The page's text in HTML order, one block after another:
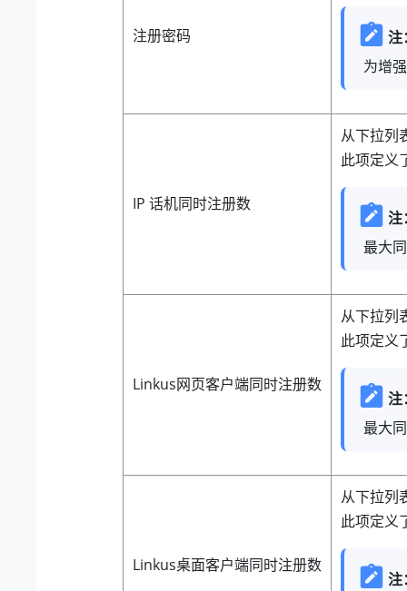
注册密码
注
为增
IP 话机同时注册数
从下拉列
此项定义
注
最大
Linkus网页客户端同时注册数
从下拉列
此项定义
注
最大
Linkus桌面客户端同时注册数
从下拉列
此项定义
注